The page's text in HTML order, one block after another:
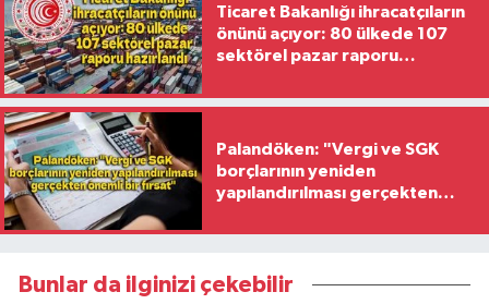
Ticaret Bakanlığı ihracatçıların
önünü açıyor: 80 ülkede 107
sektörel pazar raporu
Palandöken: "Vergi ve SGK
borçlarının yeniden
yapılandırılması gerçekten
Bunlar da ilginizi çekebilir